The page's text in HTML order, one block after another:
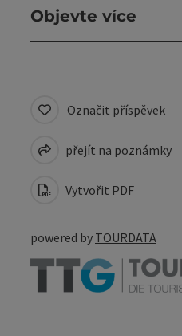
Objevte více
Označit příspěvek
přejít na poznámky
Vytvořit PDF
powered by TOURDATA